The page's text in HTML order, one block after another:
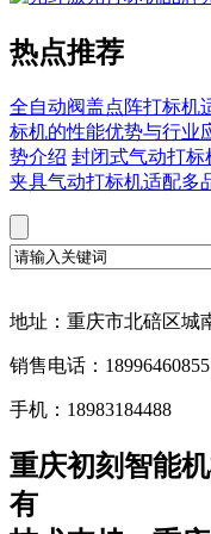
热点推荐
全自动阀盖点阵打标机
标机的性能优势与行业
势介绍 封闭式气动打标
夹具气动打标机适配多
地址：重庆市北碚区城
销售电话：
手机：18983184488
重庆初刻智能
有